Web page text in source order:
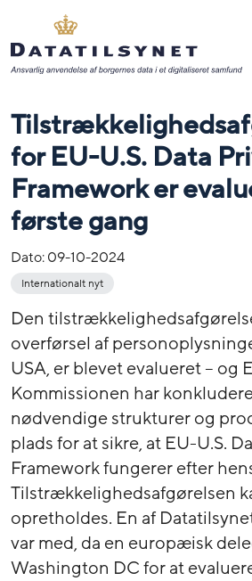
for EU-U.S. Data
Framework er
første gang
Dato:09-10-2024
Internationalt nyt
Den
overførsel af
USA, er blevet evalueret – og
Kommissionen har
nødvendige strukturer og
plads for at sikre, at EU-U.S.
Framework fungerer efter
Tilstrækkelighedsafgørelsen
opretholdes. En af
var med, da en europæisk
Washington DC for at